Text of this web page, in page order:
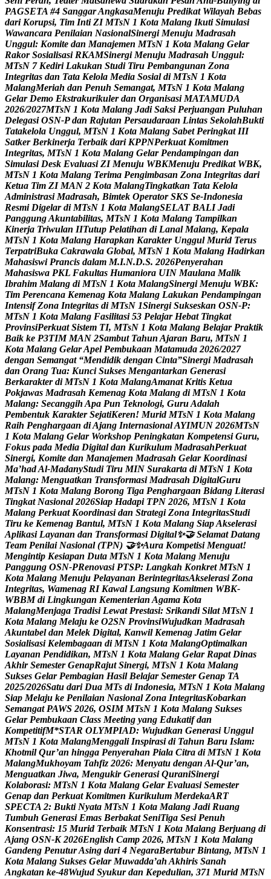
PAGSETA #4 SanggarAngkasaMenuju Predikat Wilayah Bebas
dari Korupsi, Tim Inti ZI MTsN 1 Kota Malang Ikuti Simulasi
Wawancara Penilaian NasionalSinergi Menuju Madrasah
Unggul: Komite dan Manajemen MTsN 1 Kota Malang Gelar
Rakor Sosialisasi RKAMSinergi Menuju Madrasah Unggul:
MTsN 7 Kediri Lakukan Studi Tiru Pembangunan Zona
Integritas dan Tata Kelola Media Sosial di MTsN 1 Kota
MalangMeriah dan Penuh Semangat, MTsN 1 Kota Malang
Gelar Demo Ekstrakurikuler dan Organisasi MATAMUDA
2026/2027MTsN 1 Kota Malang Jadi Saksi Perjuangan Puluhan
Delegasi OSN-P dan Rajutan Persaudaraan Lintas SekolahBukti
Tatakelola Unggul, MTsN 1 Kota Malang Sabet Peringkat III
Satker Berkinerja Terbaik dari KPPNPerkuat Komitmen
Integritas, MTsN 1 Kota Malang Gelar Pendampingan dan
Simulasi Desk Evaluasi ZI Menuju WBKMenuju Predikat WBK,
MTsN 1 Kota Malang Terima Pengimbasan Zona Integritas dari
Ketua Tim ZI MAN 2 Kota MalangTingkatkan Tata Kelola
Administrasi Madrasah, Bimtek Operator SKS Se-Indonesia
Resmi Digelar di MTsN 1 Kota MalangSELAT BALI Jadi
PanggungAkuntabilitas, MTsN 1 Kota Malang Tampilkan
Kinerja Triwulan IITutup Pelatihan di Lanal Malang, Kepala
MTsN 1 Kota Malang Harapkan Karakter Unggul Murid Terus
TerpatriBuka Cakrawala Global, MTsN 1 Kota Malang Hadirkan
Mahasiswi Prancis dalam M.I.N.D.S. 2026Penyerahan
Mahasiswa PKL Fakultas Humaniora UIN Maulana Malik
Ibrahim Malang di MTsN 1 Kota MalangSinergi Menuju WBK:
Tim Perencana Kemenag Kota Malang Lakukan Pendampingan
Intensif Zona Integritas di MTsN 1Sinergi Sukseskan OSN-P:
MTsN 1 Kota Malang Fasilitasi 53 Pelajar Hebat Tingkat
ProvinsiPerkuat Sistem TI, MTsN 1 Kota Malang Belajar Praktik
Baik ke P3TIM MAN 2Sambut Tahun Ajaran Baru, MTsN 1
Kota Malang GelarApel Pembukaan Matamuda 2026/2027
dengan Semangat “Mendidik dengan Cinta”Sinergi Madrasah
dan Orang Tua: Kunci Sukses Mengantarkan Generasi
Berkarakter di MTsN 1 Kota MalangAmanat Kritis Ketua
Pokjawas Madrasah Kemenag Kota Malang di MTsN 1 Kota
Malang: Secanggih Apa Pun Teknologi, GuruAdalah
Pembentuk Karakter SejatiKeren! Murid MTsN 1 Kota Malang
Raih Penghargaan diAjang InternasionalAYIMUN 2026MTsN
1 Kota Malang Gelar Workshop Peningkatan Kompetensi Guru,
Fokus pada Media Digital dan Kurikulum MadrasahPerkuat
Sinergi, Komite dan Manajemen Madrasah Gelar Koordinasi
Ma’hadAl-MadanyStudi Tiru MIN Surakarta di MTsN 1 Kota
Malang: Menguatkan Transformasi Madrasah DigitalGuru
MTsN 1 Kota Malang Borong Tiga Penghargaan Bidang Literasi
Tingkat Nasional 2026Siap Hadapi TPN 2026, MTsN 1 Kota
Malang Perkuat Koordinasi dan Strategi Zona IntegritasStudi
Tiru ke Kemenag Bantul, MTsN 1 Kota Malang SiapAkselerasi
Aplikasi Layanan dan Transformasi Digital✨ Selamat Datang
Team Penilai Nasional (TPN) ✨Aura Kompetisi Menguat!
Mengintip Kesiapan Duta MTsN 1 Kota Malang Menuju
Panggung OSN-PRenovasi PTSP: Langkah Konkret MTsN 1
Kota Malang Menuju Pelayanan BerintegritasAkselerasi Zona
Integritas, Wamenag RI Kawal Langsung Komitmen WBK-
WBBM di Lingkungan Kementerian Agama Kota
MalangMenjaga Tradisi Lewat Prestasi: Srikandi Silat MTsN 1
Kota Malang Melaju ke O2SN ProvinsiWujudkan Madrasah
Akuntabel dan Melek Digital, Kanwil Kemenag Jatim Gelar
Sosialisasi Kelembagaan di MTsN 1 Kota MalangOptimalkan
Layanan Pendidikan, MTsN 1 Kota Malang Gelar Rapat Dinas
Akhir Semester GenapRajut Sinergi, MTsN 1 Kota Malang
Sukses Gelar Pembagian Hasil Belajar Semester Genap TA
2025/2026Satu dari Dua MTs di Indonesia, MTsN 1 Kota Malang
Siap Melaju ke Penilaian Nasional Zona IntegritasKobarkan
Semangat PAWS 2026, OSIM MTsN 1 Kota Malang Sukses
Gelar Pembukaan Class Meeting yang Edukatif dan
KompetitifM*STAR OLYMPIAD: Wujudkan Generasi Unggul
MTsN 1 Kota MalangMenggali Inspirasi di Tahun Baru Islam:
Khotmil Qur’an hingga Penyerahan Piala Citra di MTsN 1 Kota
MalangMukhoyam Tahfiz 2026: Menyatu dengan Al-Qur’an,
Menguatkan Jiwa, Mengukir Generasi QuraniSinergi
Kolaborasi: MTsN 1 Kota Malang Gelar Evaluasi Semester
Genap dan Perkuat Komitmen Kurikulum MerdekaART
SPECTA 2: Bukti Nyata MTsN 1 Kota Malang Jadi Ruang
Tumbuh Generasi Emas Berbakat SeniTiga Sesi Penuh
Konsentrasi: 15 Murid Terbaik MTsN 1 Kota Malang Berjuang di
Ajang OSN-K 2026English Camp 2026, MTsN 1 Kota Malang
Gandeng PenuturAsing dari 4 NegaraBertabur Bintang, MTsN 1
Kota Malang Sukses Gelar Muwadda’ah Akhiris Sanah
Angkatan ke-48Wujud Syukur dan Kepedulian, 371 Murid MTsN